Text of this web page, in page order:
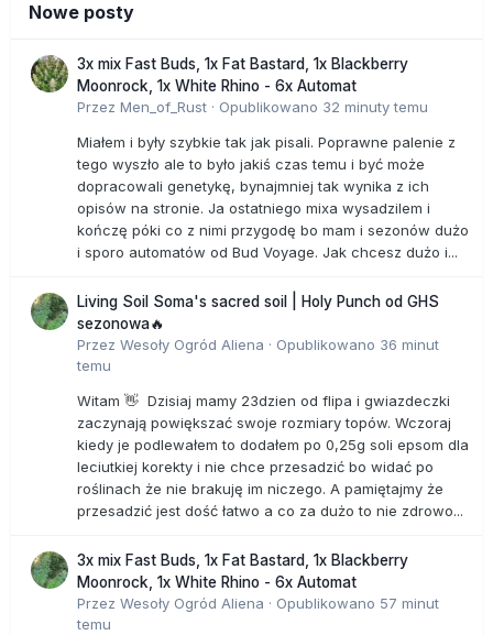
Nowe posty
3x mix Fast Buds, 1x Fat Bastard, 1x Blackberry
Moonrock, 1x White Rhino - 6x Automat
Przez Men_of_Rust · Opublikowano 32 minuty temu
Miałem i były szybkie tak jak pisali. Poprawne palenie z
tego wyszło ale to było jakiś czas temu i być może
dopracowali genetykę, bynajmniej tak wynika z ich
opisów na stronie. Ja ostatniego mixa wysadzilem i
kończę póki co z nimi przygodę bo mam i sezonów dużo
i sporo automatów od Bud Voyage. Jak chcesz dużo i...
Living Soil Soma's sacred soil | Holy Punch od GHS
sezonowa🔥
Przez Wesoły Ogród Aliena · Opublikowano 36 minut
temu
Witam 👋 Dzisiaj mamy 23dzien od flipa i gwiazdeczki
zaczynają powiększać swoje rozmiary topów. Wczoraj
kiedy je podlewałem to dodałem po 0,25g soli epsom dla
leciutkiej korekty i nie chce przesadzić bo widać po
roślinach że nie brakuję im niczego. A pamiętajmy że
przesadzić jest dość łatwo a co za dużo to nie zdrowo...
3x mix Fast Buds, 1x Fat Bastard, 1x Blackberry
Moonrock, 1x White Rhino - 6x Automat
Przez Wesoły Ogród Aliena · Opublikowano 57 minut
temu